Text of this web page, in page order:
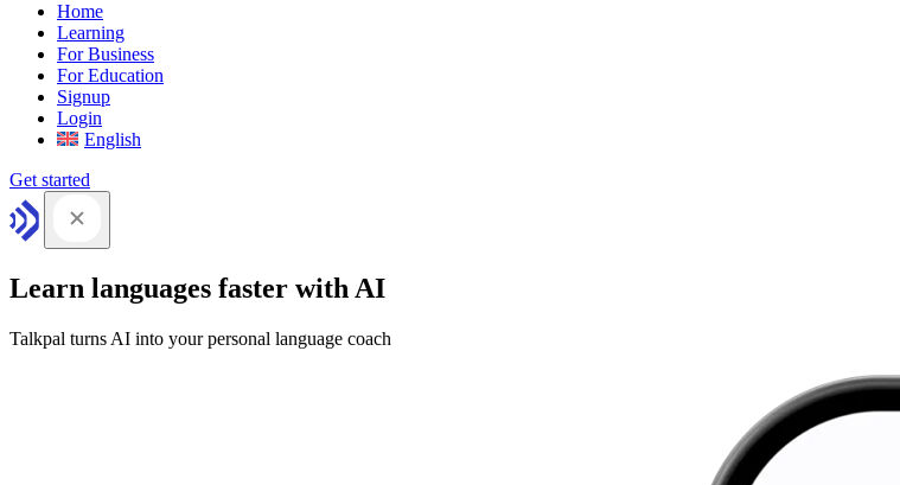
Home
Learning
For Business
For Education
Signup
Login
English
Get started
Learn languages faster with AI
Talkpal turns AI into your personal language coach